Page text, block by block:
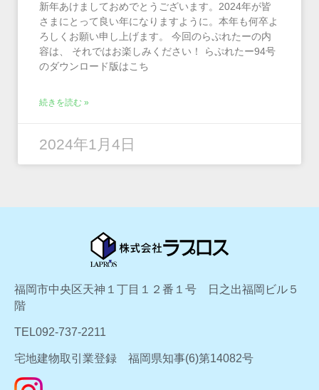
新年あけましておめでとうございます。2024年が皆
さまにとって良い年になりますように。本年も何卒よ
ろしくお願い申し上げます。 今回のらぷれたーの内
容は、 それではお楽しみください！ らぷれたー94号
のダウンロード版はこち
続きを読む »
2024年1月4日
福岡市中央区天神１丁目１２番１号 日之出福岡ビル５
階
TEL092-737-2211
宅地建物取引業登録 福岡県知事(6)第14082号